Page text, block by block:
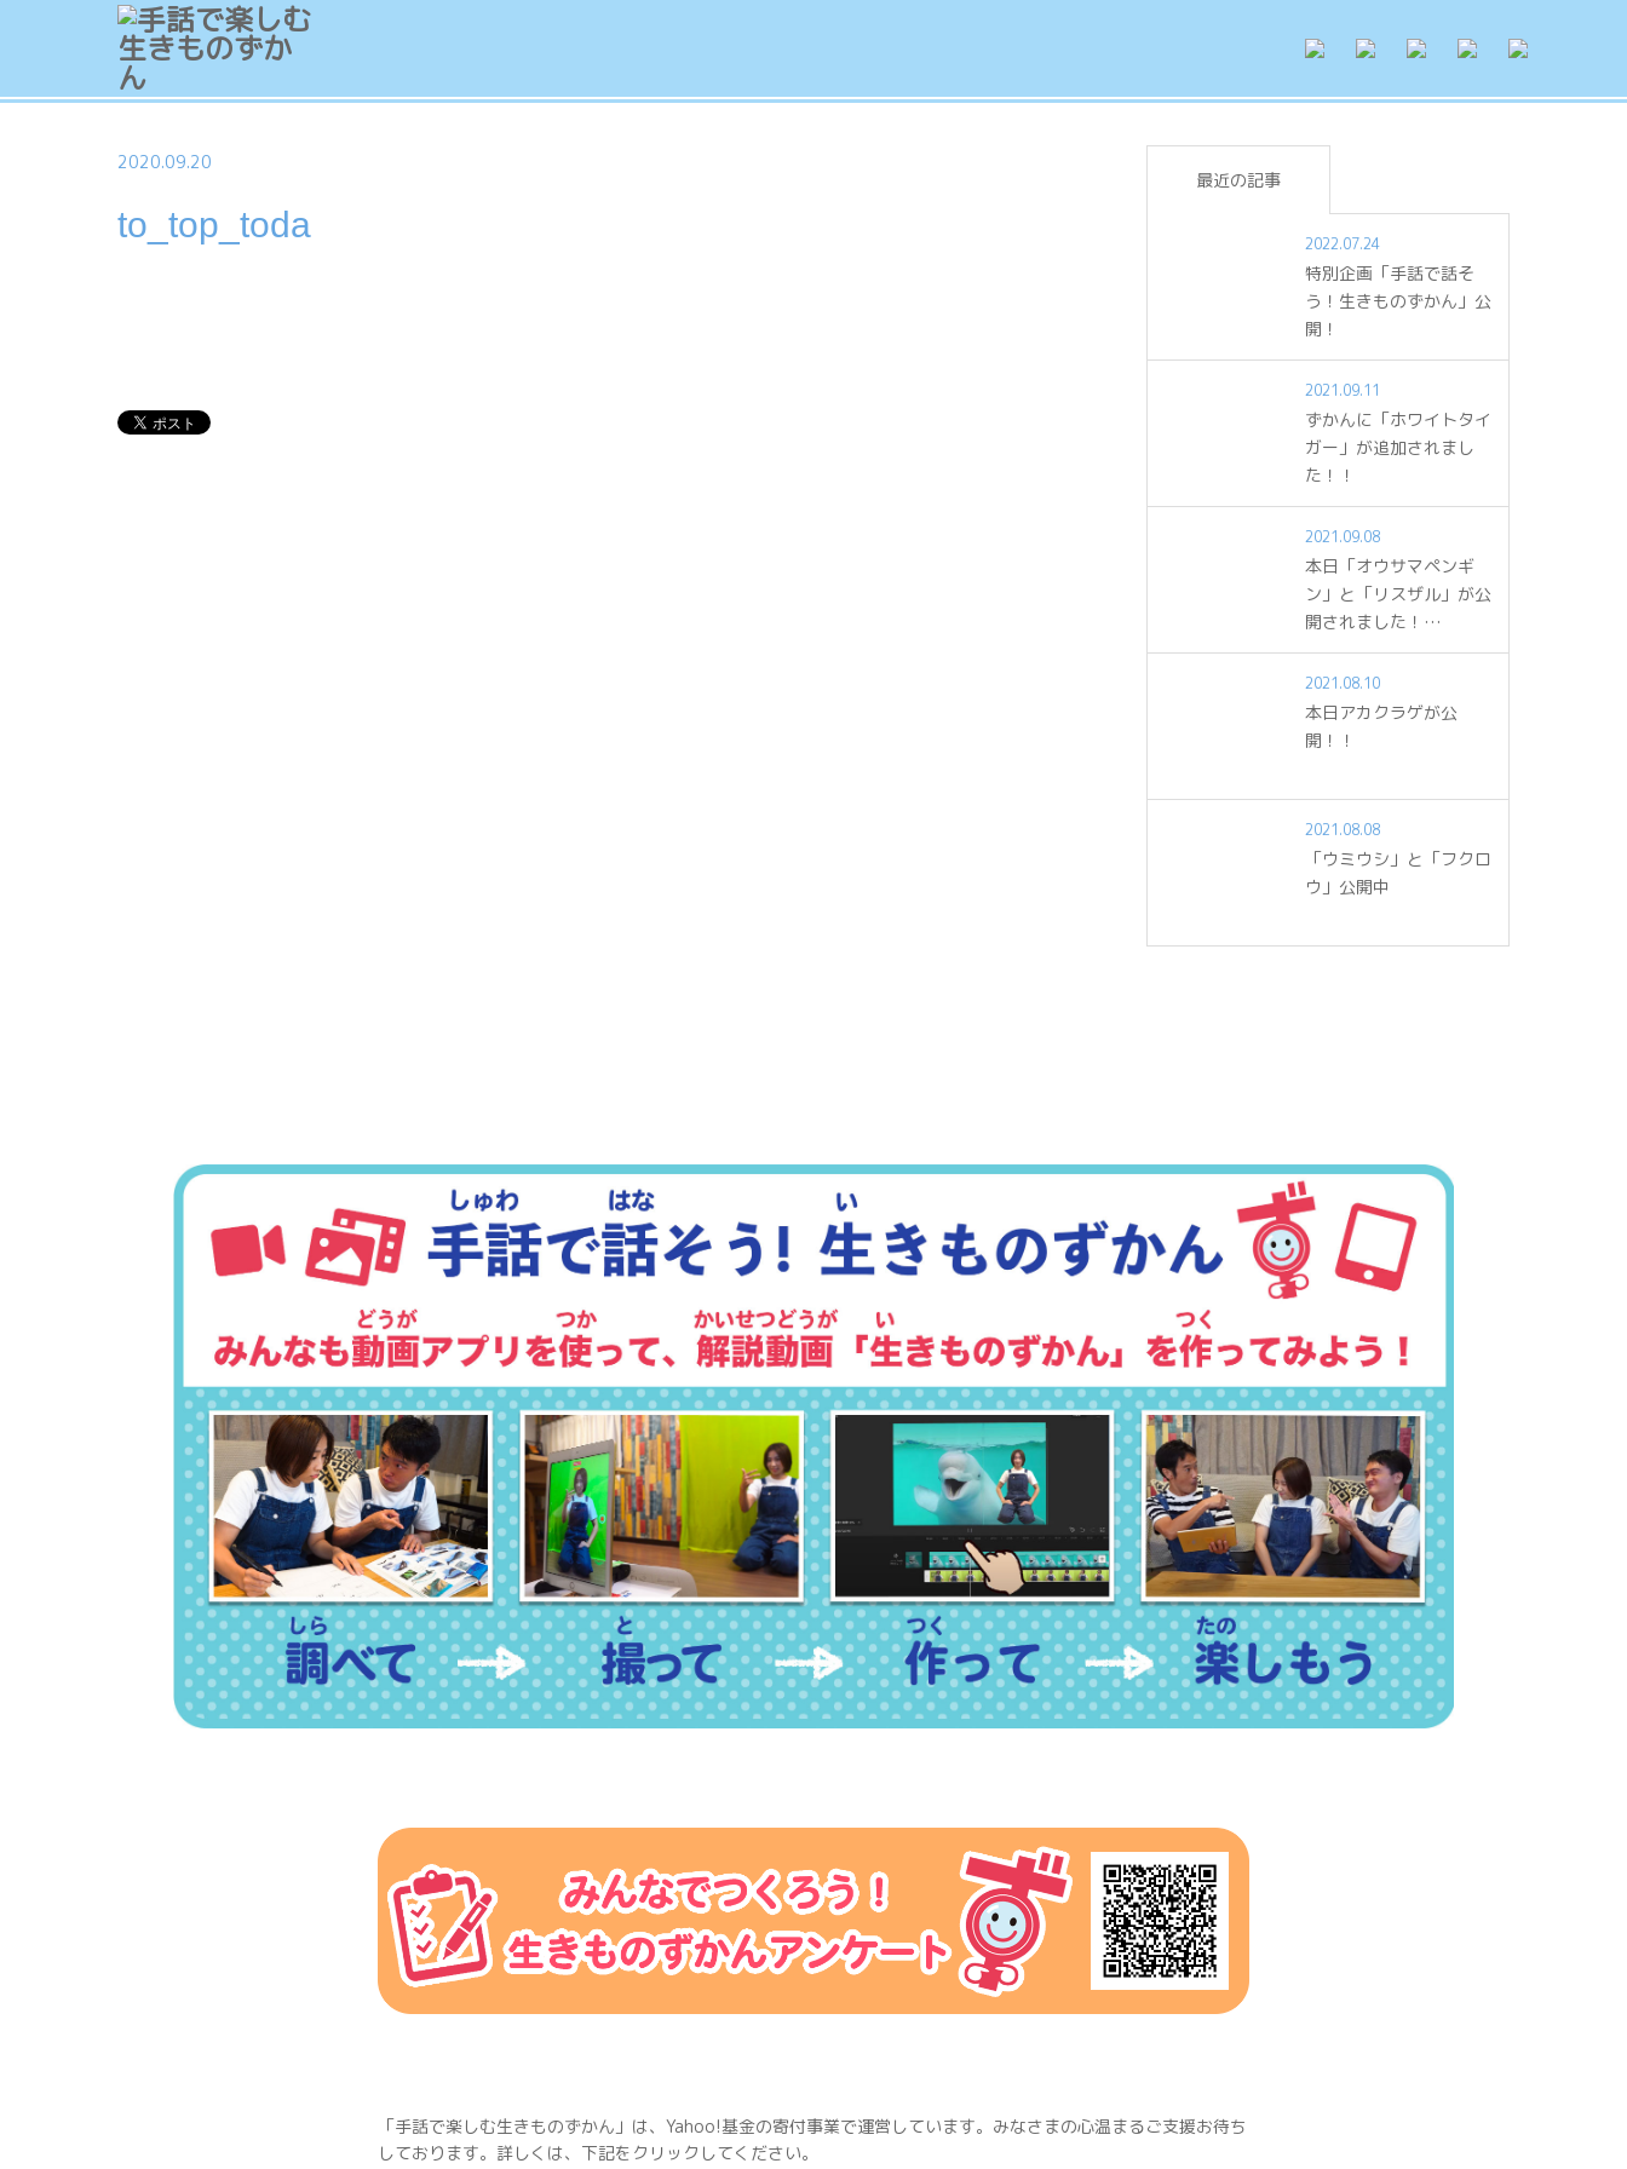
2020.09.20
to_top_toda
最近の記事
2022.07.24
特別企画「手話で話そ
う！生きものずかん」公
開！
2021.09.11
ずかんに「ホワイトタイ
ガー」が追加されまし
た！！
2021.09.08
本日「オウサマペンギ
ン」と「リスザル」が公
開されました！…
2021.08.10
本日アカクラゲが公
開！！
2021.08.08
「ウミウシ」と「フクロ
ウ」公開中
「手話で楽しむ生きものずかん」は、Yahoo!基金の寄付事業で運営しています。みなさまの心温まるご支援お待ち
しております。詳しくは、下記をクリックしてください。